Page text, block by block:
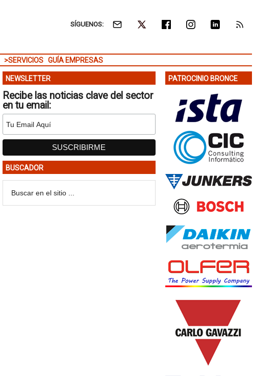
SÍGUENOS:
>SERVICIOS GUÍA EMPRESAS
NEWSLETTER
Recibe las noticias clave del sector
en tu email:
BUSCADOR
PATROCINIO BRONCE